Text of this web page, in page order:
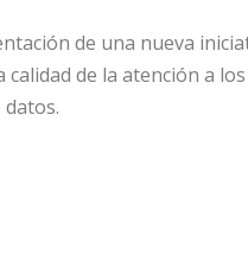
de una nueva
de la atención a